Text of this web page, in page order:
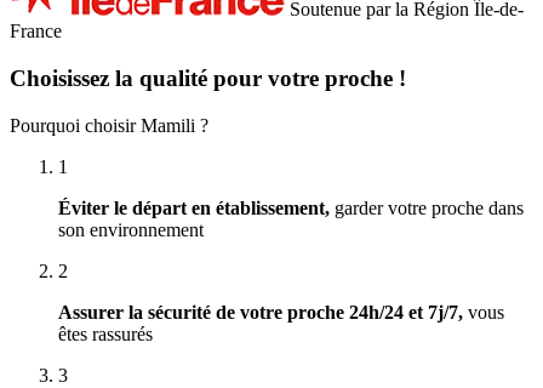
Soutenue par la Région Île-de-
France
Choisissez la qualité pour votre proche !
Pourquoi choisir Mamili ?
1
Éviter le départ en établissement, garder votre proche dans
son environnement
2
Assurer la sécurité de votre proche 24h/24 et 7j/7, vous
êtes rassurés
3